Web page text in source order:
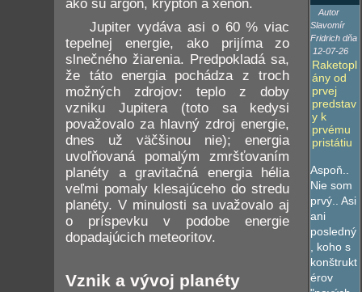
ako sú argón, kryptón a xenón.
Jupiter vydáva asi o 60 % viac
tepelnej energie, ako prijíma zo
slnečného žiarenia. Predpokladá sa,
že táto energia pochádza z troch
možných zdrojov: teplo z doby
vzniku Jupitera (toto sa kedysi
považovalo za hlavný zdroj energie,
dnes už väčšinou nie); energia
uvoľňovaná pomalým zmršťovaním
planéty a gravitačná energia hélia
veľmi pomaly klesajúceho do stredu
planéty. V minulosti sa uvažovalo aj
o príspevku v podobe energie
dopadajúcich meteoritov.
Vznik a vývoj planéty
Autor
Slavomír
Fridrich dňa
12-07-26
Raketopl
ány od
prvej
predstav
y k
prvému
pristátiu
Aspoň..
Nie som
prvý.. Asi
ani
posledný
, koho s
konštrukt
érov